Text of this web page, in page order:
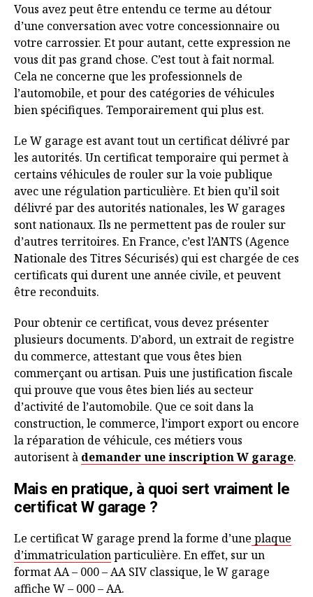
Vous avez peut être entendu ce terme au détour
d’une conversation avec votre concessionnaire ou
votre carrossier. Et pour autant, cette expression ne
vous dit pas grand chose. C’est tout à fait normal.
Cela ne concerne que les professionnels de
l’automobile, et pour des catégories de véhicules
bien spécifiques. Temporairement qui plus est.
Le W garage est avant tout un certificat délivré par
les autorités. Un certificat temporaire qui permet à
certains véhicules de rouler sur la voie publique
avec une régulation particulière. Et bien qu’il soit
délivré par des autorités nationales, les W garages
sont nationaux. Ils ne permettent pas de rouler sur
d’autres territoires. En France, c’est l’ANTS (Agence
Nationale des Titres Sécurisés) qui est chargée de ces
certificats qui durent une année civile, et peuvent
être reconduits.
Pour obtenir ce certificat, vous devez présenter
plusieurs documents. D’abord, un extrait de registre
du commerce, attestant que vous êtes bien
commerçant ou artisan. Puis une justification fiscale
qui prouve que vous êtes bien liés au secteur
d’activité de l’automobile. Que ce soit dans la
construction, le commerce, l’import export ou encore
la réparation de véhicule, ces métiers vous
autorisent à demander une inscription W garage.
Mais en pratique, à quoi sert vraiment le
certificat W garage ?
Le certificat W garage prend la forme d’une plaque
d’immatriculationparticulière. En effet, sur un
format AA – 000 – AA SIV classique, le W garage
affiche W – 000 – AA.